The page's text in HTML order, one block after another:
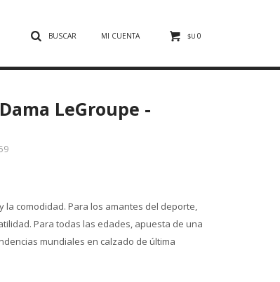
$U 0
LeGroupe -
la comodidad. Para los amantes del deporte,
Para todas las edades, apuesta de una
mundiales en calzado de última